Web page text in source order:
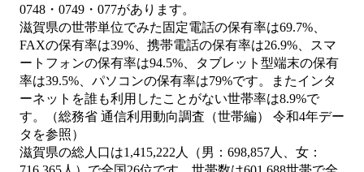
0748・0749・077があります。
滋賀県の世帯単位でみた固定電話の保有率は69.7%、
FAXの保有率は39%、携帯電話の保有率は26.9%、スマ
ートフォンの保有率は94.5%、タブレット型端末の保有
率は39.5%、パソコンの保有率は79%です。またインタ
ーネットを誰も利用したことがない世帯率は8.9%で
す。（総務省 通信利用動向調査（世帯編） 令和4年デー
タを参照）
滋賀県の総人口は1,415,222人（男：698,857人、女：